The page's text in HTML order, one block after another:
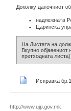
Доколку даночниот
надлежната
Царинска
На Листата на
Вкупно
претходната
Исправка
http://www.ujp.gov.mk